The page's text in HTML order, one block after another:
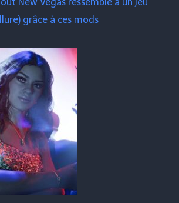
grâce à ces mods